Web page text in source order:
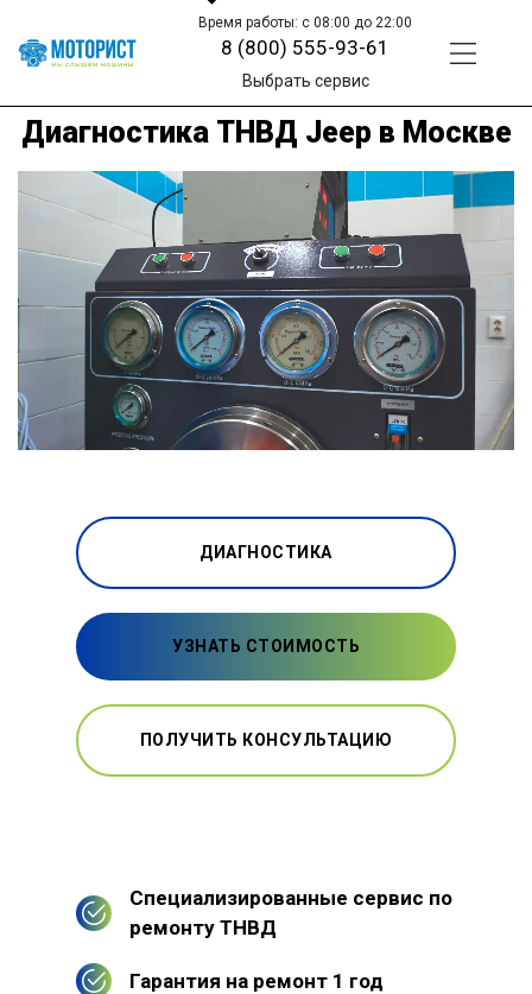
Время работы: с 08:00 до 22:00
8 (800) 555-93-61
Выбрать сервис
Диагностика ТНВД Jeep в Москве
ДИАГНОСТИКА
УЗНАТЬ СТОИМОСТЬ
ПОЛУЧИТЬ КОНСУЛЬТАЦИЮ
Специализированные сервис по
ремонту ТНВД
Гарантия на ремонт 1 год